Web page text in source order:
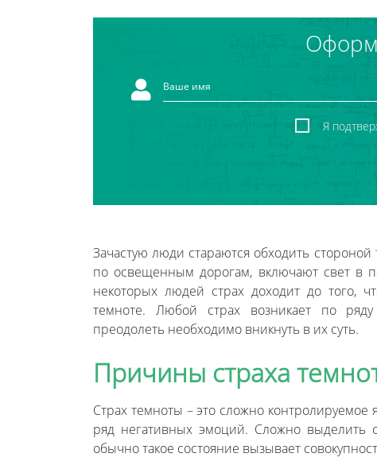
Я
Зачастую люди стараются обходить
по освещенным дорогам, включают свет в
некоторых людей страх доходит до того,
темноте. Любой страх возникает по
преодолеть необходимо вникнуть в их суть.
Причины страха
Страх темноты – это сложно
ряд негативных эмоций. Сложно выделить
обычно такое состояние вызывает